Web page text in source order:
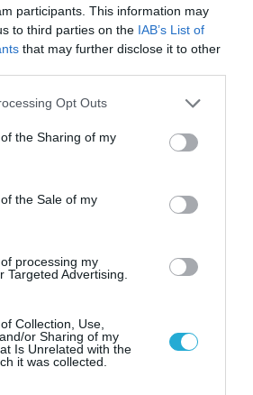
participants. This information may
to third parties on the IAB’s List of
that may further disclose it to other
app uses one or more Google
or usage behaviour. You may click to
to Google and its third-party tags to
specified purposes in below Google
Opt Outs
the Sharing of my
the Sale of my
processing my
Targeted Advertising.
Collection, Use,
or Sharing of my
Is Unrelated with the
it was collected.
(φωτο)